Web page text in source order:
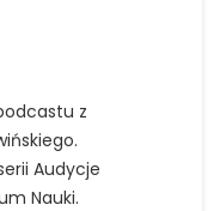
z
Audycje
Nauki.